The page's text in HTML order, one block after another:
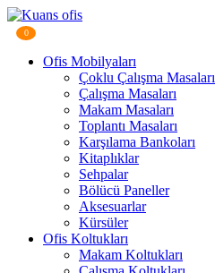
0
Ofis Mobilyaları
Çoklu Çalışma Masaları
Çalışma Masaları
Makam Masaları
Toplantı Masaları
Karşılama Bankoları
Kitaplıklar
Sehpalar
Bölücü Paneller
Aksesuarlar
Kürsüler
Ofis Koltukları
Makam Koltukları